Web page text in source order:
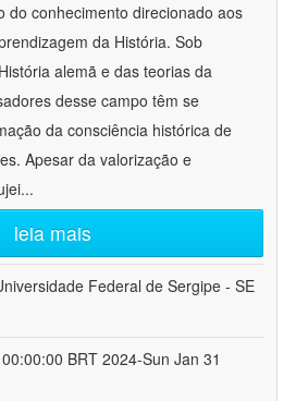
do conhecimento direcionado aos
da História. Sob
alemã e das teorias da
desse campo têm se
da consciência histórica de
Apesar da valorização e
...
leia mais
Federal de Sergipe - SE
BRT 2024-Sun Jan 31